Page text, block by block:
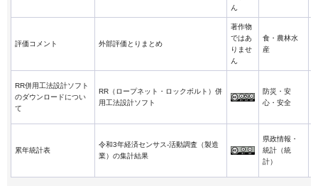
ん
評価コメント 外部評価とりまとめ
著作物
ではあ
りませ
ん
食・農林水
産
RR併用工法設計ソフト
のダウンロードについ
て
RR（ロープネット・ロックボルト）併
用工法設計ソフト
防災・安
心・安全
累年統計表
令和3年経済センサス-活動調査（製造
業）の集計結果
県政情報・
統計（統
計）